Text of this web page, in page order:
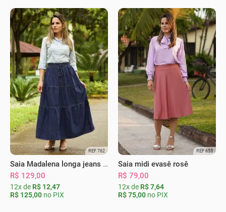
REF 762
Saia Madalena longa jeans escura
R$ 129,00
12x de R$ 12,47
R$ 125,00 no PIX
REF 653
Saia midi evasê rosê
R$ 79,00
12x de R$ 7,64
R$ 75,00 no PIX